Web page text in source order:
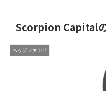
Scorpion Capital
ヘッジファンド